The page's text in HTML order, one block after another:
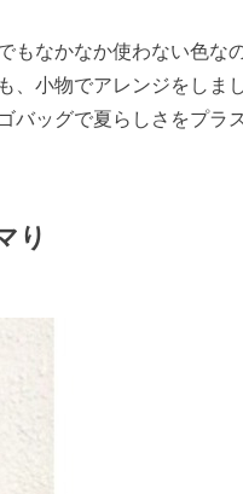
もなかなか使わない色な
小物でアレンジをしまし
バッグで夏らしさをプラ
り